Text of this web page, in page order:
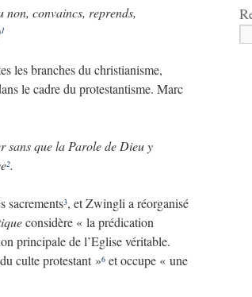
non, convaincs, reprends,
1
les branches du christianisme,
le cadre du protestantisme. Marc
sans que la Parole de Dieu y
2.
sacrements3, et Zwingli a réorganisé
considère « la prédication
principale de l’Eglise véritable.
culte protestant »6 et occupe « une